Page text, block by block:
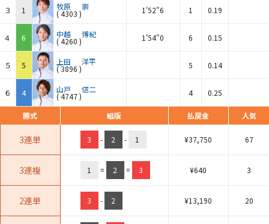
３ 1 牧原 崇
(4303 ) 1'52"6 1 0.19
４ 6 中越 博紀
(4260 ) 1'54"0 6 0.15
５ 5 上田 洋平
(3896 ) 5 0.14
６ 4 山戸 信二
(4747) 4 0.25
勝式 組版 払戻金 人気
3連単 3 - 2 - 1 ¥37,750 67
3連複 1 = 2 = 3 ¥640 3
2連単 3 - 2 ¥13,190 20